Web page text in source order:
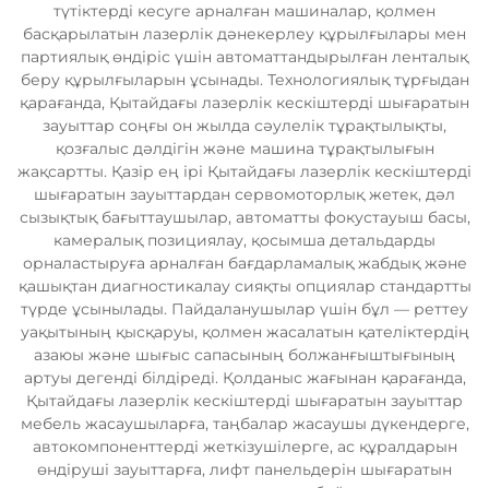
түтіктерді кесуге арналған машиналар, қолмен
басқарылатын лазерлік дәнекерлеу құрылғылары мен
партиялық өндіріс үшін автоматтандырылған ленталық
беру құрылғыларын ұсынады. Технологиялық тұрғыдан
қарағанда, Қытайдағы лазерлік кескіштерді шығаратын
зауыттар соңғы он жылда сәулелік тұрақтылықты,
қозғалыс дәлдігін және машина тұрақтылығын
жақсартты. Қазір ең ірі Қытайдағы лазерлік кескіштерді
шығаратын зауыттардан сервомоторлық жетек, дәл
сызықтық бағыттаушылар, автоматты фокустауыш басы,
камералық позициялау, қосымша детальдарды
орналастыруға арналған бағдарламалық жабдық және
қашықтан диагностикалау сияқты опциялар стандартты
түрде ұсынылады. Пайдаланушылар үшін бұл — реттеу
уақытының қысқаруы, қолмен жасалатын қателіктердің
азаюы және шығыс сапасының болжанғыштығының
артуы дегенді білдіреді. Қолданыс жағынан қарағанда,
Қытайдағы лазерлік кескіштерді шығаратын зауыттар
мебель жасаушыларға, таңбалар жасаушы дүкендерге,
автокомпоненттерді жеткізушілерге, ас құралдарын
өндіруші зауыттарға, лифт панельдерін шығаратын